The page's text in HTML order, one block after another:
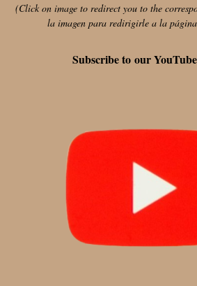
(Click on image to redirect you to the
la imagen para redirigirle a la
Subscribe to our